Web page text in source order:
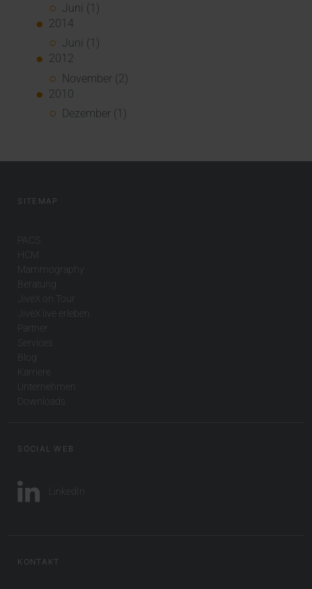
Juni (1)
2014
Juni (1)
2012
November (2)
2010
Dezember (1)
SITEMAP
PACS
HCM
Mammography
Beratung
JiveX on Tour
JiveX live erleben
Partner
Services
Blog
Karriere
Unternehmen
Downloads
SOCIAL WEB
LinkedIn
KONTAKT